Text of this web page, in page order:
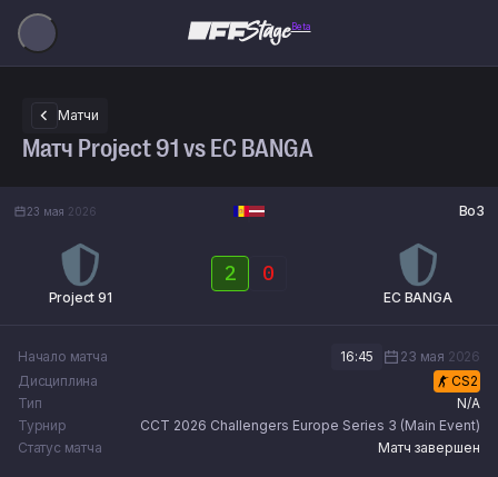
Beta
Матчи
Матч Project 91 vs EC BANGA
23 мая 2026 Bo3
Project 91
2 0
EC BANGA
Начало матча 16:45 23 мая 2026
Дисциплина
CS2
Тип
N/A
Турнир
CCT 2026 Challengers Europe Series 3 (Main Event)
Статус матча
Матч завершен